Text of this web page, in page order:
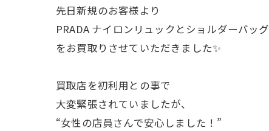
先日新規のお客様より
PRADA ナイロンリュックとショルダーバッグ
をお買取りさせていただきました✨
買取店を初利用との事で
大変緊張されていましたが、
“女性の店員さんで安心しました！”